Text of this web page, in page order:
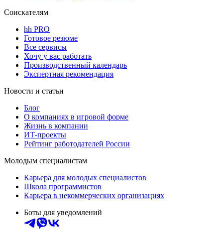
Соискателям
hh PRO
Готовое резюме
Все сервисы
Хочу у вас работать
Производственный календарь
Экспертная рекомендация
Новости и статьи
Блог
О компаниях в игровой форме
Жизнь в компании
ИТ-проекты
Рейтинг работодателей России
Молодым специалистам
Карьера для молодых специалистов
Школа программистов
Карьера в некоммерческих организациях
Боты для уведомлений